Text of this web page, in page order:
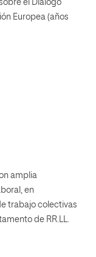
el Dialogo
Europea (años
amplia
en
trabajo colectivas
de RR.LL.